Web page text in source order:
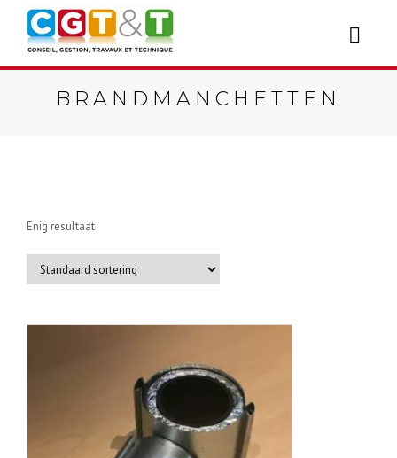
BRANDMANCHETTEN
Enig resultaat